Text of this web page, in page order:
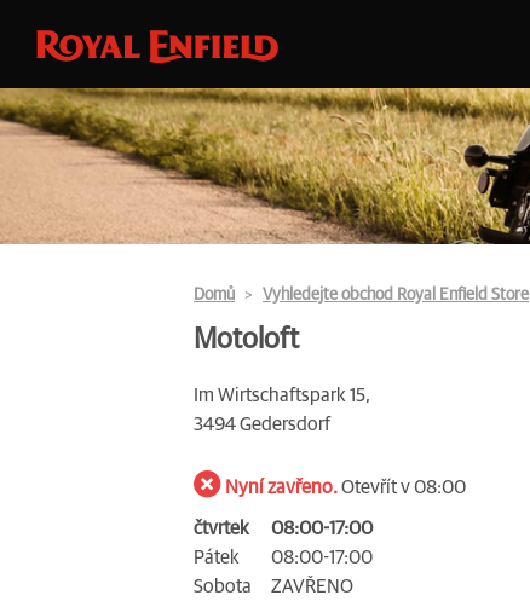
Domů Vyhledejte obchod Royal Enfield Store
Motoloft
Im Wirtschaftspark 15,
3494 Gedersdorf
Nyní zavřeno.Otevřít v 08:00
čtvrtek
08:00-17:00
Pátek
08:00-17:00
Sobota
ZAVŘENO